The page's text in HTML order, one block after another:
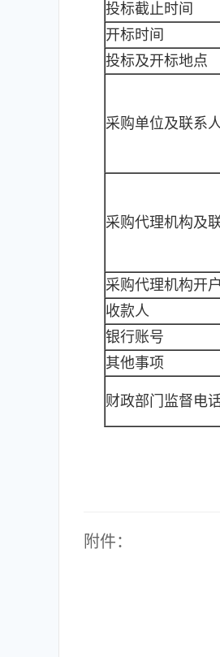
投标截止时间
开标时间
投标及开标地点
采购单位及联系
采购代理机构及
采购代理机构开
收款人
银行账号
其他事项
财政部门监督电
附件：